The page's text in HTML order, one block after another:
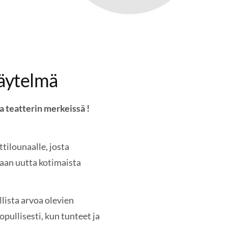
teatterin merkeissä !
josta
uutta kotimaista
arvoa olevien
kun tunteet ja